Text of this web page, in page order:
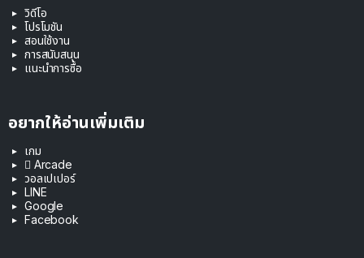
วิดีโอ
โปรโมชัน
สอนใช้งาน
การสนับสนุน
แนะนำการซื้อ
อยากให้อ่านเพิ่มเติม
เกม
 Arcade
วอลเปเปอร์
LINE
Google
Facebook